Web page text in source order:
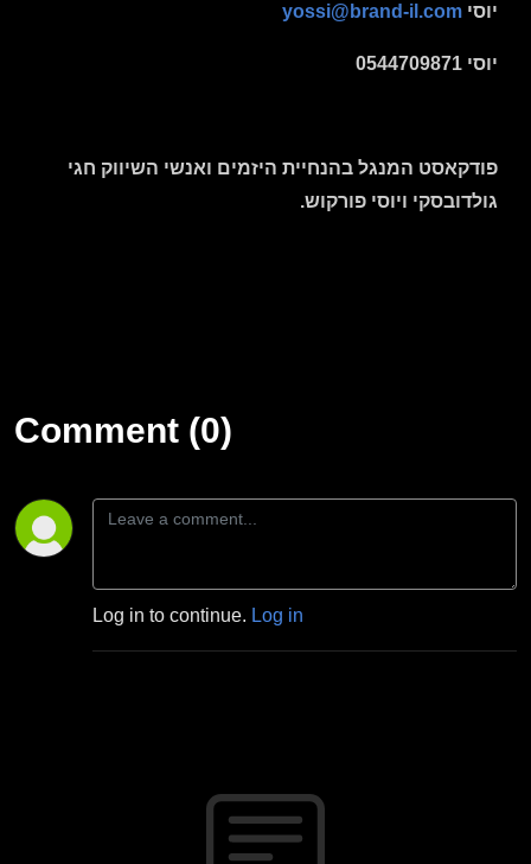
יוסי yossi@brand-il.com
יוסי 0544709871
פודקאסט המנגל בהנחיית היזמים ואנשי השיווק חגי
גולדובסקי ויוסי פורקוש.
Comment (0)
Log in to continue. Log in